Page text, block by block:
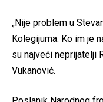
„Nije problem u
Kolegijuma. Ko im je
su najveći neprijatelji
Vukanović.